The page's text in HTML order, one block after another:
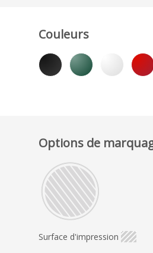
Couleurs
Options de
Surface d'impression